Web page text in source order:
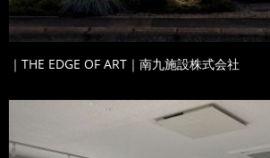
｜THE EDGE OF ART｜南九施設株式会社